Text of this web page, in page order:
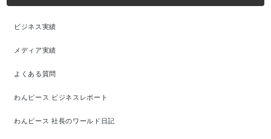
ビジネス実績
メディア実績
よくある質問
わんピース ビジネスレポート
わんピース 社長のワールド日記